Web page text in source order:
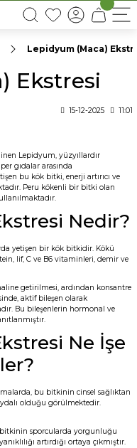
AYNI GÜN KARGO
Lepidyum (Maca)
Ekstresi
15-12-2025 11:01
Lepidyum, yüzyıllardır
gıdalar arasında
bu kök bitki, enerji artırıcı ve
Peru kökenli bir bitki olan
Nedir?
yetişen bir kök bitkidir. Kökü
lif, C ve B6 vitaminleri, demir ve
getirilmesi, ardından konsantre
aktif bileşen olarak
Bu bileşenlerin hormonal ve
Ne İşe
bu bitkinin cinsel sağlıktan
olduğu görülmektedir.
bitkinin sporcularda yorgunluğu
artırdığı ortaya çıkmıştır.